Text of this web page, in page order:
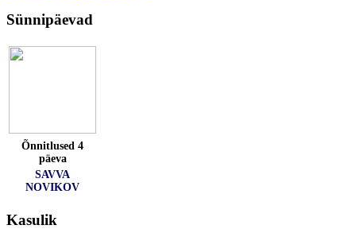
Sünnipäevad
Õnnitlused 4
päeva
SAVVA
NOVIKOV
Kasulik